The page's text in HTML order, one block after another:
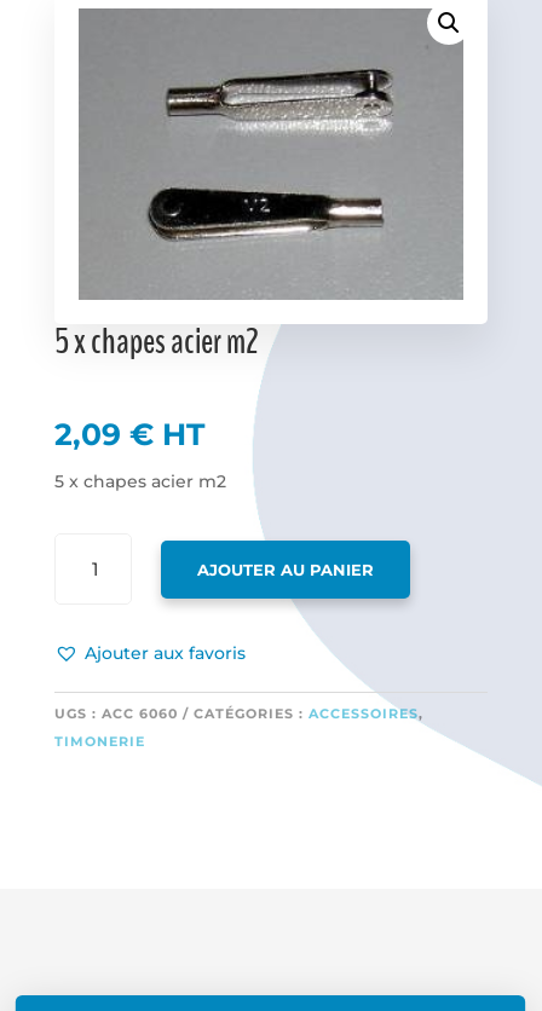
Favoris
5 x chapes acier m2
2,09 € HT
5 x chapes acier m2
CHAPES
M2
AJOUTER AU PANIER
Ajouter aux favoris
UGS : ACC 6060 CATÉGORIES : ACCESSOIRES,
TIMONERIE